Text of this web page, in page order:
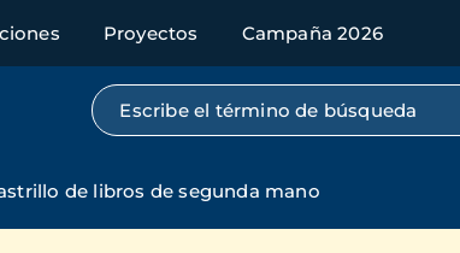
Proyectos Campaña 2026
Búsqueda por texto completo
de libros de segunda mano